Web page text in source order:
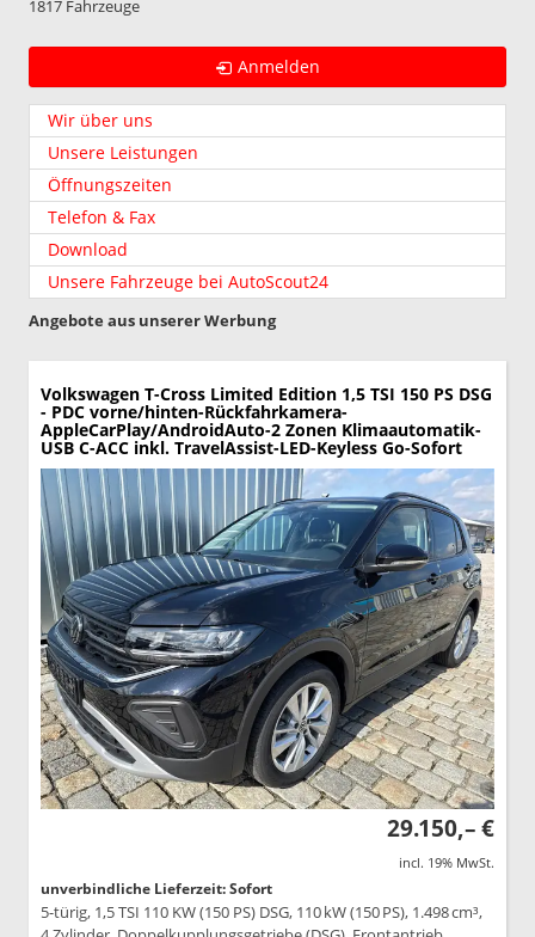
1817 Fahrzeuge
Anmelden
Wir über uns
Unsere Leistungen
Öffnungszeiten
Telefon & Fax
Download
Unsere Fahrzeuge bei AutoScout24
Angebote aus unserer Werbung
Volkswagen T-Cross Limited Edition 1,5 TSI 150 PS DSG
- PDC vorne/hinten-Rückfahrkamera-
AppleCarPlay/AndroidAuto-2 Zonen Klimaautomatik-
USB C-ACC inkl. TravelAssist-LED-Keyless Go-Sofort
29.150,– €
incl. 19% MwSt.
unverbindliche Lieferzeit: Sofort
5-türig, 1,5 TSI 110 KW (150 PS) DSG, 110 kW (150 PS), 1.498 cm³,